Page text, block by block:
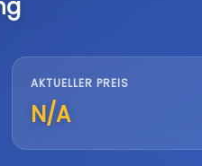
AKTUELLER PREIS
N/A